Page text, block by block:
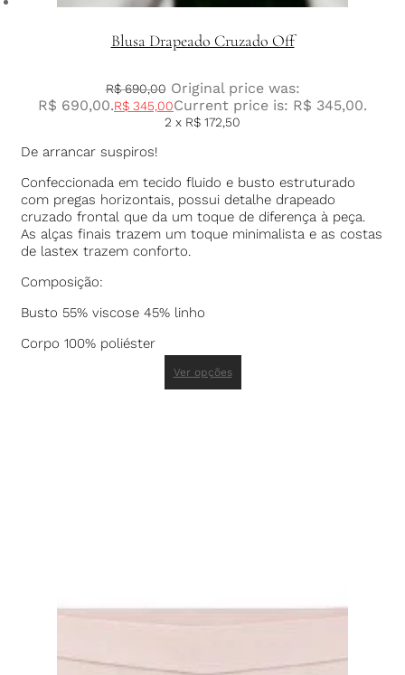
Blusa Drapeado Cruzado Off
R$690,00 Original price was:
R$ 690,00.R$ 345,00Current price is: R$ 345,00.
2 x R$ 172,50
De arrancar suspiros!
Confeccionada em tecido fluido e busto estruturado
com pregas horizontais, possui detalhe drapeado
cruzado frontal que da um toque de diferença à peça.
As alças finais trazem um toque minimalista e as costas
de lastex trazem conforto.
Composição:
Busto 55% viscose 45% linho
Corpo 100% poliéster
Ver opções